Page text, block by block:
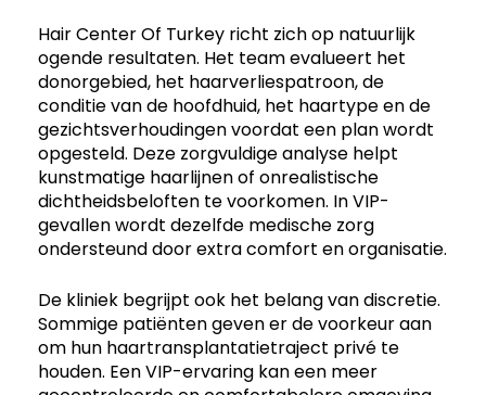
Hair Center Of Turkey richt zich op natuurlijk
ogende resultaten. Het team evalueert het
donorgebied, het haarverliespatroon, de
conditie van de hoofdhuid, het haartype en de
gezichtsverhoudingen voordat een plan wordt
opgesteld. Deze zorgvuldige analyse helpt
kunstmatige haarlijnen of onrealistische
dichtheidsbeloften te voorkomen. In VIP-
gevallen wordt dezelfde medische zorg
ondersteund door extra comfort en organisatie.
De kliniek begrijpt ook het belang van discretie.
Sommige patiënten geven er de voorkeur aan
om hun haartransplantatietraject privé te
houden. Een VIP-ervaring kan een meer